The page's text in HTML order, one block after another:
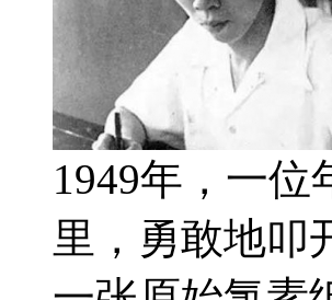
1949年，一
里，勇敢地叩